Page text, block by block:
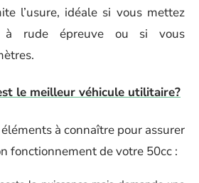
l’usure, idéale si vous mettez
à rude épreuve ou si vous
le meilleur véhicule utilitaire?
à connaître pour assurer
fonctionnement de votre 50cc :